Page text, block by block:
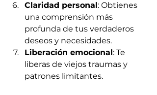
Claridad personal: Obtienes
una comprensión más
profunda de tus verdaderos
deseos y necesidades.
Liberación emocional: Te
liberas de viejos traumas y
patrones limitantes.